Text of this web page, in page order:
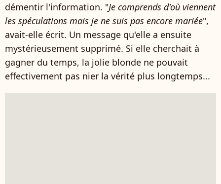
démentir l'information. "Je comprends d'où viennent
les spéculations mais je ne suis pas encore mariée",
avait-elle écrit. Un message qu'elle a ensuite
mystérieusement supprimé. Si elle cherchait à
gagner du temps, la jolie blonde ne pouvait
effectivement pas nier la vérité plus longtemps...